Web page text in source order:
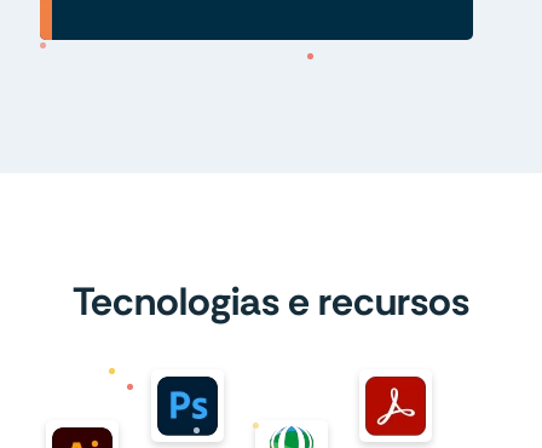
Tecnologias e recursos